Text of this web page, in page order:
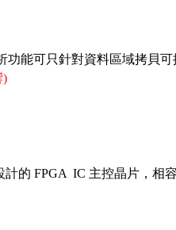
能可只針對資料區域拷貝可
)
的 FPGA IC 主控晶片，相